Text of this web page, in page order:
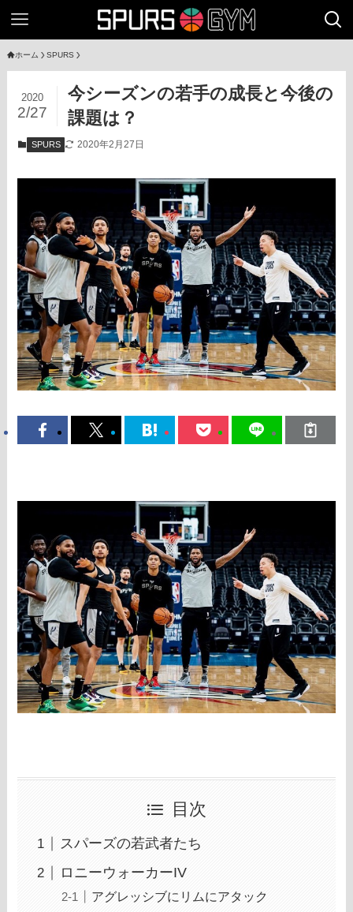
ホーム SPURS
今シーズンの若手の成長と今後の
課題は？
2020
2/27
SPURS 2020年2月27日
目次
スパーズの若武者たち
ロニーウォーカーIV
アグレッシブにリムにアタック